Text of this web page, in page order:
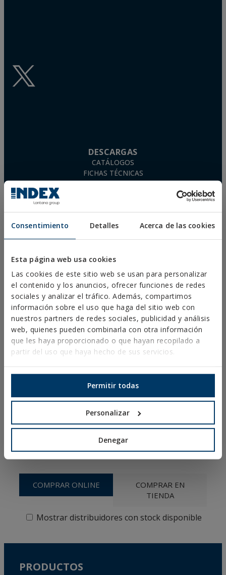
Consentimiento Detalles Acerca de las cookies
Esta página web usa cookies
Las cookies de este sitio web se usan para personalizar
el contenido y los anuncios, ofrecer funciones de redes
sociales y analizar el tráfico. Además, compartimos
información sobre el uso que haga del sitio web con
nuestros partners de redes sociales, publicidad y análisis
web, quienes pueden combinarla con otra información
que les haya proporcionado o que hayan recopilado a
partir del uso que haya hecho de sus servicios.
Permitir todas
Personalizar
Denegar
DESCARGAS
CATÁLOGOS
FICHAS TÉCNICAS
DOCUMENTOS CAD
Aviso Legal
Política de Privacidad
Política de Cookies
Condiciones de Venta España
Canal Ético
AB-D7 Z
ABRAZADERA
DOBLE M7.
ZINCADA
COMPRAR ONLINE
COMPRAR EN
TIENDA
Mostrar distribuidores con stock disponible
PRODUCTOS